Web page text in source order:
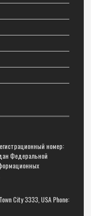
номер:
Федеральной
City 3333, USA Phone: